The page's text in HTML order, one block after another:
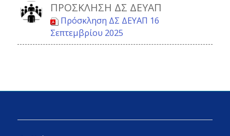
ΠΡΌΣΚΛΗΣΗ ΔΣ ΔΕΥΑΠ
Πρόσκληση ΔΣ ΔΕΥΑΠ 16
Σεπτεμβρίου 2025